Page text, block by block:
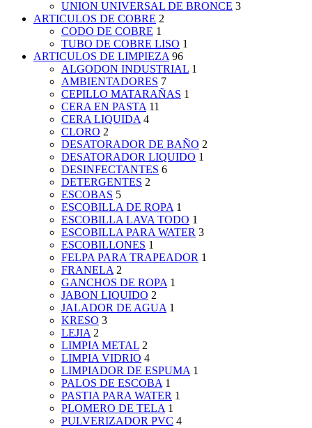
UNION UNIVERSAL DE BRONCE 3
ARTICULOS DE COBRE 2
CODO DE COBRE 1
TUBO DE COBRE LISO 1
ARTICULOS DE LIMPIEZA 96
ALGODON INDUSTRIAL 1
AMBIENTADORES 7
CEPILLO MATARAÑAS 1
CERA EN PASTA 11
CERA LIQUIDA 4
CLORO 2
DESATORADOR DE BAÑO 2
DESATORADOR LIQUIDO 1
DESINFECTANTES 6
DETERGENTES 2
ESCOBAS 5
ESCOBILLA DE ROPA 1
ESCOBILLA LAVA TODO 1
ESCOBILLA PARA WATER 3
ESCOBILLONES 1
FELPA PARA TRAPEADOR 1
FRANELA 2
GANCHOS DE ROPA 1
JABON LIQUIDO 2
JALADOR DE AGUA 1
KRESO 3
LEJIA 2
LIMPIA METAL 2
LIMPIA VIDRIO 4
LIMPIADOR DE ESPUMA 1
PALOS DE ESCOBA 1
PASTIA PARA WATER 1
PLOMERO DE TELA 1
PULVERIZADOR PVC 4